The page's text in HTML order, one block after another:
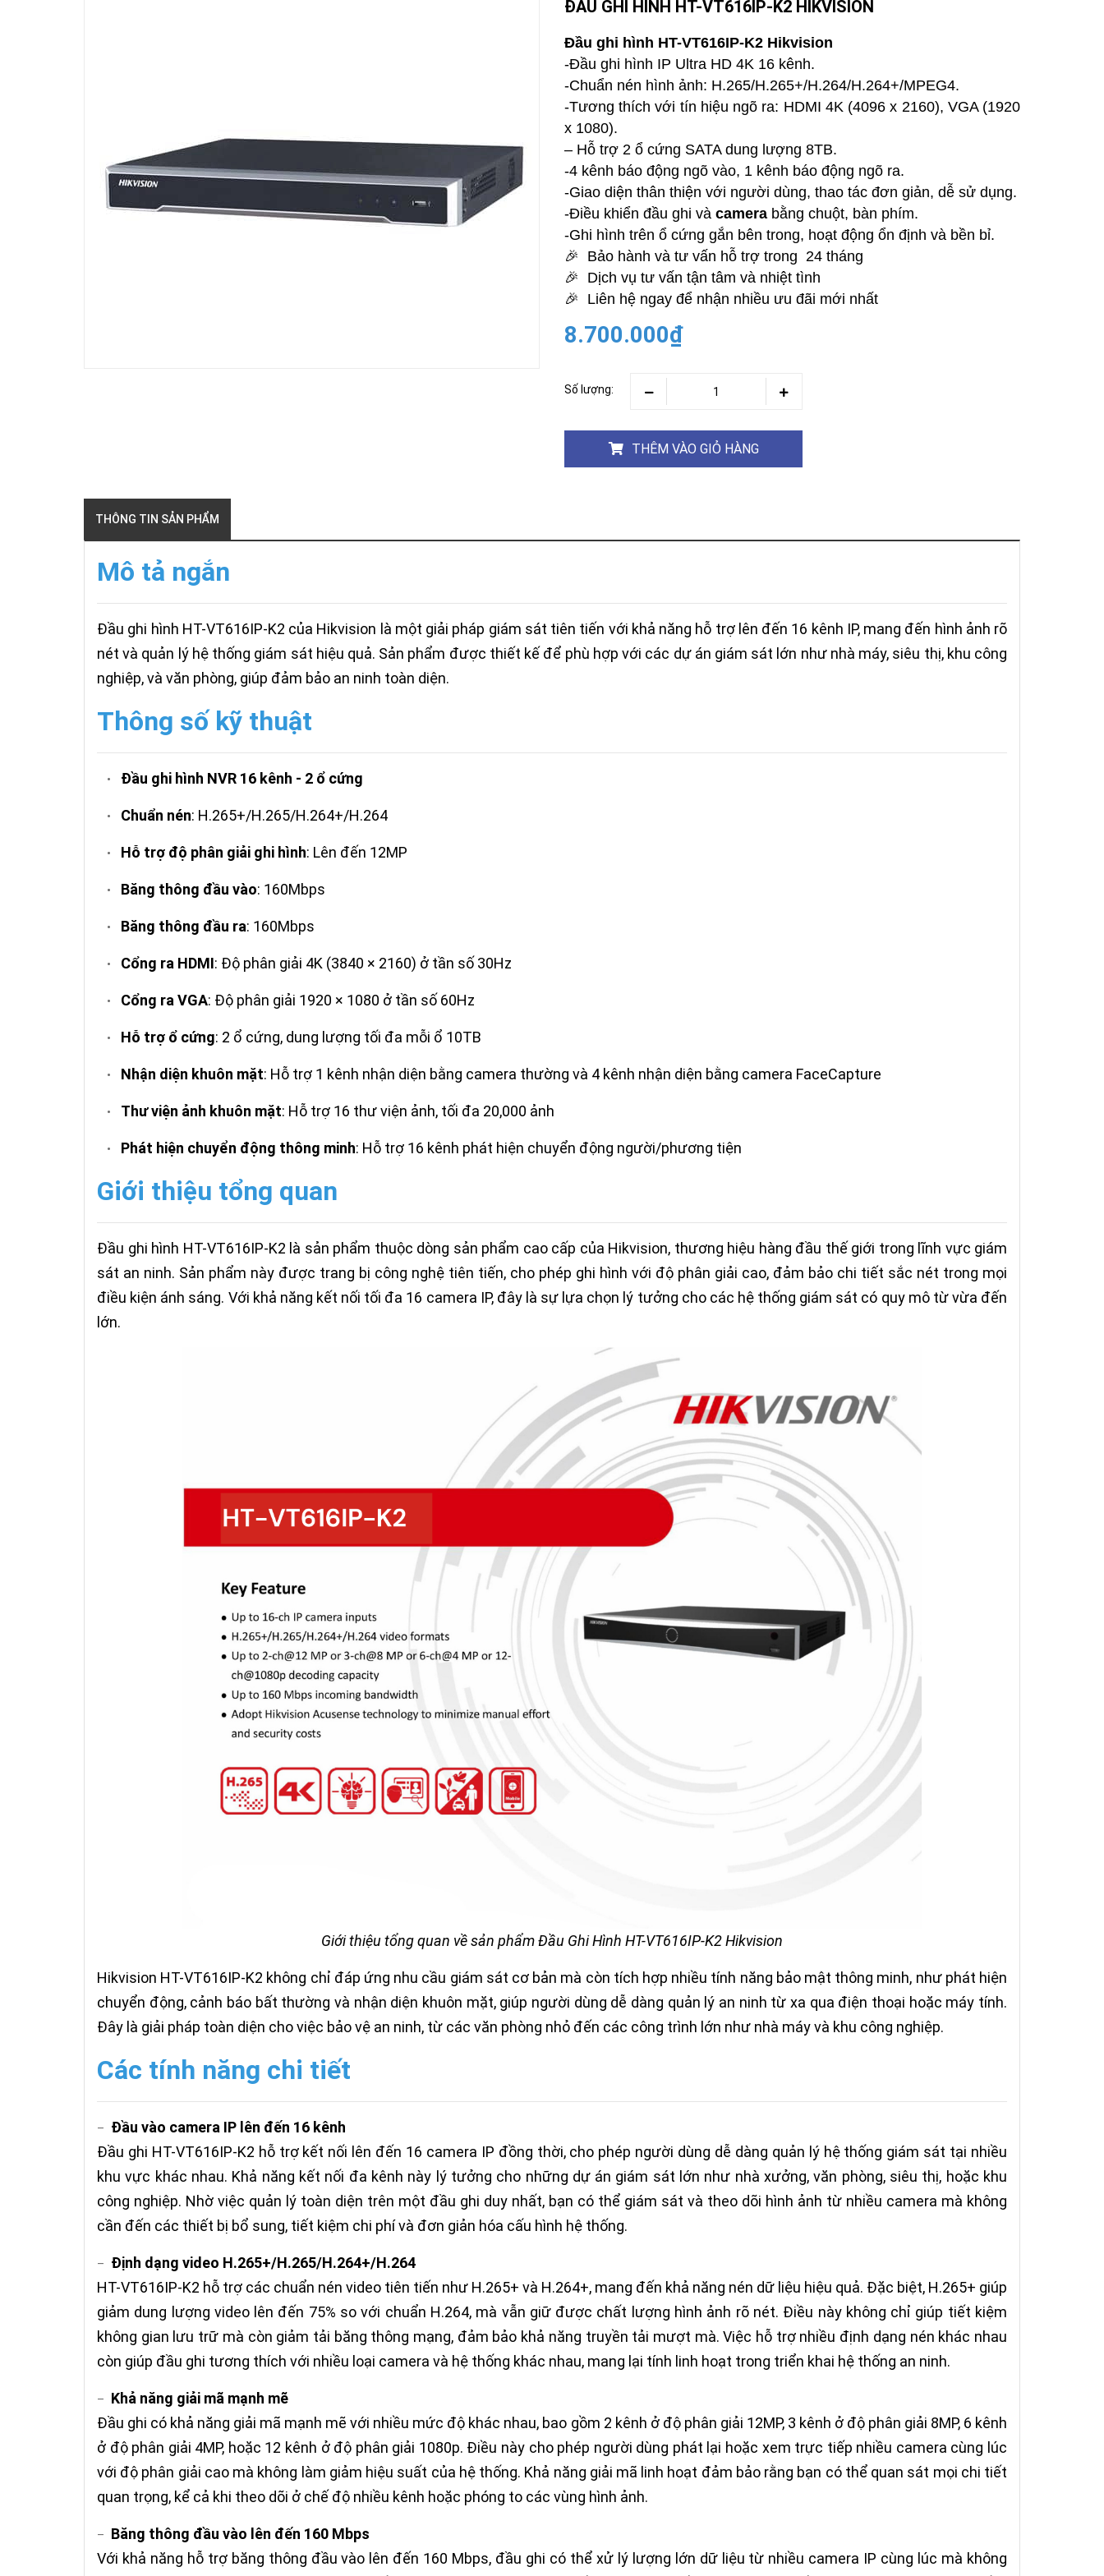
ĐỘNG
Camera
Hikvision
Tiandy
BỊ
HỌP
TRỰC
TUYẾN
Maxhub
hình
MAXHUB
M27
THIẾT
THÔNG
MINH
Faster
BỊ
ĐẦU GHI HÌNH HT-VT616IP-K2 HIKVISION
Đầu ghi hình HT-VT616IP-K2 Hikvision
-Đầu ghi hình IP Ultra HD 4K 16 kênh.
-Chuẩn nén hình ảnh: H.265/H.265+/H.264/H.264+/MPEG4.
-Tương thích với tín hiệu ngõ ra: HDMI 4K (4096 x 2160), VGA (1920
x 1080).
– Hỗ trợ 2 ổ cứng SATA dung lượng 8TB.
-4 kênh báo động ngõ vào, 1 kênh báo động ngõ ra.
-Giao diện thân thiện với người dùng, thao tác đơn giản, dễ sử dụng.
-Điều khiển đầu ghi và camera bằng chuột, bàn phím.
-Ghi hình trên ổ cứng gắn bên trong, hoạt động ổn định và bền bỉ.
🎉 Bảo hành và tư vấn hỗ trợ trong 24 tháng
🎉 Dịch vụ tư vấn tận tâm và nhiệt tình
🎉 Liên hệ ngay để nhận nhiều ưu đãi mới nhất
8.700.000₫
Số lượng:
THÊM VÀO GIỎ HÀNG
THÔNG TIN SẢN PHẨM
Mô tả ngắn
Đầu ghi hình HT-VT616IP-K2 của Hikvision là một giải pháp giám sát tiên tiến với khả năng hỗ trợ lên đến 16 kênh IP, mang đến hình ảnh rõ
nét và quản lý hệ thống giám sát hiệu quả. Sản phẩm được thiết kế để phù hợp với các dự án giám sát lớn như nhà máy, siêu thị, khu công
nghiệp, và văn phòng, giúp đảm bảo an ninh toàn diện.
Thông số kỹ thuật
• Đầu ghi hình NVR 16 kênh - 2 ổ cứng
• Chuẩn nén: H.265+/H.265/H.264+/H.264
• Hỗ trợ độ phân giải ghi hình: Lên đến 12MP
• Băng thông đầu vào: 160Mbps
• Băng thông đầu ra: 160Mbps
• Cổng ra HDMI: Độ phân giải 4K (3840 × 2160) ở tần số 30Hz
• Cổng ra VGA: Độ phân giải 1920 × 1080 ở tần số 60Hz
• Hỗ trợ ổ cứng: 2 ổ cứng, dung lượng tối đa mỗi ổ 10TB
• Nhận diện khuôn mặt: Hỗ trợ 1 kênh nhận diện bằng camera thường và 4 kênh nhận diện bằng camera FaceCapture
• Thư viện ảnh khuôn mặt: Hỗ trợ 16 thư viện ảnh, tối đa 20,000 ảnh
• Phát hiện chuyển động thông minh: Hỗ trợ 16 kênh phát hiện chuyển động người/phương tiện
Giới thiệu tổng quan
Đầu ghi hình HT-VT616IP-K2 là sản phẩm thuộc dòng sản phẩm cao cấp của Hikvision, thương hiệu hàng đầu thế giới trong lĩnh vực giám
sát an ninh. Sản phẩm này được trang bị công nghệ tiên tiến, cho phép ghi hình với độ phân giải cao, đảm bảo chi tiết sắc nét trong mọi
điều kiện ánh sáng. Với khả năng kết nối tối đa 16 camera IP, đây là sự lựa chọn lý tưởng cho các hệ thống giám sát có quy mô từ vừa đến
lớn.
Giới thiệu tổng quan về sản phẩm Đầu Ghi Hình HT-VT616IP-K2 Hikvision
Hikvision HT-VT616IP-K2 không chỉ đáp ứng nhu cầu giám sát cơ bản mà còn tích hợp nhiều tính năng bảo mật thông minh, như phát hiện
chuyển động, cảnh báo bất thường và nhận diện khuôn mặt, giúp người dùng dễ dàng quản lý an ninh từ xa qua điện thoại hoặc máy tính.
Đây là giải pháp toàn diện cho việc bảo vệ an ninh, từ các văn phòng nhỏ đến các công trình lớn như nhà máy và khu công nghiệp.
Các tính năng chi tiết
– Đầu vào camera IP lên đến 16 kênh
Đầu ghi HT-VT616IP-K2 hỗ trợ kết nối lên đến 16 camera IP đồng thời, cho phép người dùng dễ dàng quản lý hệ thống giám sát tại nhiều
khu vực khác nhau. Khả năng kết nối đa kênh này lý tưởng cho những dự án giám sát lớn như nhà xưởng, văn phòng, siêu thị, hoặc khu
công nghiệp. Nhờ việc quản lý toàn diện trên một đầu ghi duy nhất, bạn có thể giám sát và theo dõi hình ảnh từ nhiều camera mà không
cần đến các thiết bị bổ sung, tiết kiệm chi phí và đơn giản hóa cấu hình hệ thống.
– Định dạng video H.265+/H.265/H.264+/H.264
HT-VT616IP-K2 hỗ trợ các chuẩn nén video tiên tiến như H.265+ và H.264+, mang đến khả năng nén dữ liệu hiệu quả. Đặc biệt, H.265+ giúp
giảm dung lượng video lên đến 75% so với chuẩn H.264, mà vẫn giữ được chất lượng hình ảnh rõ nét. Điều này không chỉ giúp tiết kiệm
không gian lưu trữ mà còn giảm tải băng thông mạng, đảm bảo khả năng truyền tải mượt mà. Việc hỗ trợ nhiều định dạng nén khác nhau
còn giúp đầu ghi tương thích với nhiều loại camera và hệ thống khác nhau, mang lại tính linh hoạt trong triển khai hệ thống an ninh.
– Khả năng giải mã mạnh mẽ
Đầu ghi có khả năng giải mã mạnh mẽ với nhiều mức độ khác nhau, bao gồm 2 kênh ở độ phân giải 12MP, 3 kênh ở độ phân giải 8MP, 6 kênh
ở độ phân giải 4MP, hoặc 12 kênh ở độ phân giải 1080p. Điều này cho phép người dùng phát lại hoặc xem trực tiếp nhiều camera cùng lúc
với độ phân giải cao mà không làm giảm hiệu suất của hệ thống. Khả năng giải mã linh hoạt đảm bảo rằng bạn có thể quan sát mọi chi tiết
quan trọng, kể cả khi theo dõi ở chế độ nhiều kênh hoặc phóng to các vùng hình ảnh.
– Băng thông đầu vào lên đến 160 Mbps
Với khả năng hỗ trợ băng thông đầu vào lên đến 160 Mbps, đầu ghi có thể xử lý lượng lớn dữ liệu từ nhiều camera IP cùng lúc mà không